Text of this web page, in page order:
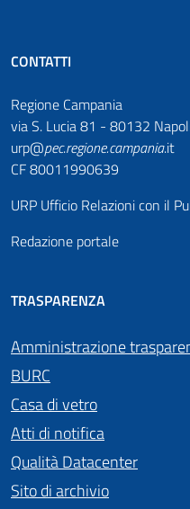
CONTATTI
Regione Campania
via S. Lucia 81 - 80132
urp@pec.regione.campania.it
CF 80011990639
URP Ufficio Relazioni con il
Redazione portale
TRASPARENZA
Amministrazione
BURC
Casa di vetro
Atti di notifica
Qualità Datacenter
Sito di archivio